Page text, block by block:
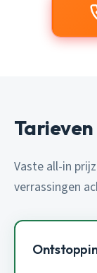
Vaste all-in
verrassingen